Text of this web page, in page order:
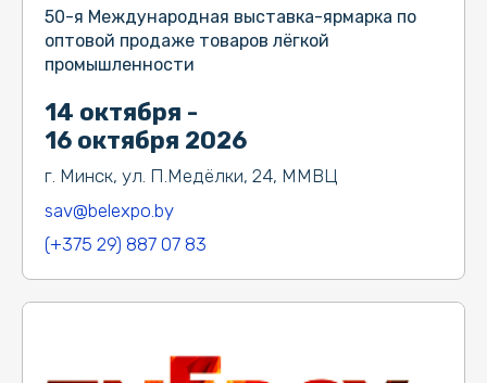
14 октября -
16 октября 2026
г. Минск, ул. П.Медёлки, 24, ММВЦ
sav@belexpo.by
(+375 29) 887 07 83
50-я Международная выставка-ярмарка по
оптовой продаже товаров лёгкой
промышленности